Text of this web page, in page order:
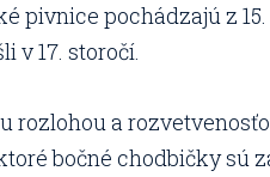
pivnice pochádzajú z
v 17. storočí.
rozlohou a
bočné chodbičky sú